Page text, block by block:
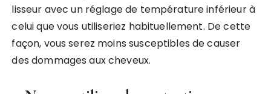
lisseur avec un réglage de température inférieur à
celui que vous utiliseriez habituellement. De cette
façon, vous serez moins susceptibles de causer
des dommages aux cheveux.